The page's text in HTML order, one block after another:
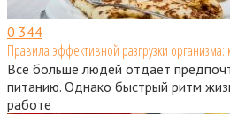
0 344
Правила эффективной разгрузки организма:
Все больше людей отдает
питанию. Однако быстрый ритм
работе